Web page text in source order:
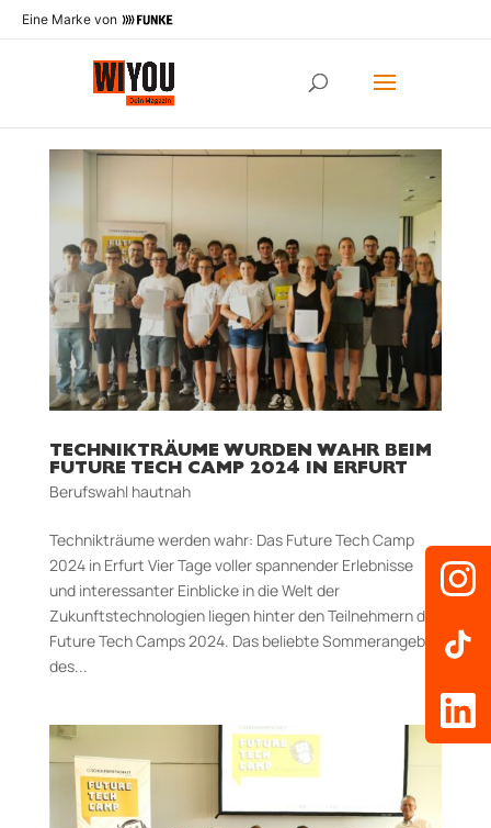
Eine Marke von
TECHNIKTRÄUME WURDEN WAHR BEIM
FUTURE TECH CAMP 2024 IN ERFURT
Berufswahl hautnah
Technikträume werden wahr: Das Future Tech Camp
2024 in Erfurt Vier Tage voller spannender Erlebnisse
und interessanter Einblicke in die Welt der
Zukunftstechnologien liegen hinter den Teilnehmern des
Future Tech Camps 2024. Das beliebte Sommerangebot
des...